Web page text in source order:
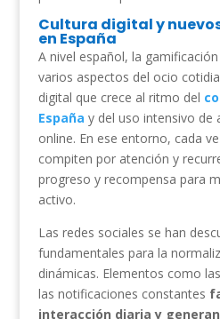
Cultura digital y
en España
A nivel español, la
varios aspectos del ocio
digital que crece al ritmo del
España y del uso intensivo de
online. En ese entorno, cada
compiten por atención y
progreso y recompensa para
activo.
Las redes sociales se han
fundamentales para la
dinámicas. Elementos como
las notificaciones constantes
interacción diaria y